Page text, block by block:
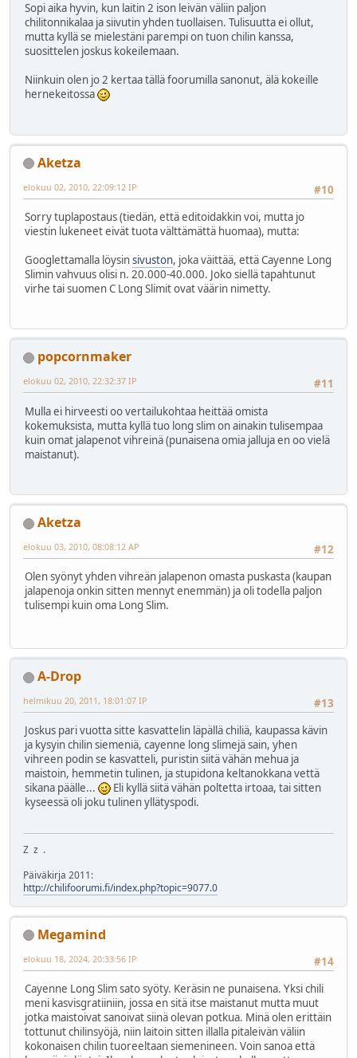
Sopi aika hyvin, kun laitin 2 ison leivän väliin paljon
chilitonnikalaa ja siivutin yhden tuollaisen. Tulisuutta ei ollut,
mutta kyllä se mielestäni parempi on tuon chilin kanssa,
suosittelen joskus kokeilemaan.
Niinkuin olen jo 2 kertaa tällä foorumilla sanonut, älä kokeille
hernekeitossa
Aketza
#10
elokuu 02, 2010, 22:09:12 IP
Sorry tuplapostaus (tiedän, että editoidakkin voi, mutta jo
viestin lukeneet eivät tuota välttämättä huomaa), mutta:
Googlettamalla löysinsivuston, joka väittää, että Cayenne Long
Slimin vahvuus olisi n. 20.000-40.000. Joko siellä tapahtunut
virhe tai suomen C Long Slimit ovat väärin nimetty.
popcornmaker
#11
elokuu 02, 2010, 22:32:37 IP
Mulla ei hirveesti oo vertailukohtaa heittää omista
kokemuksista, mutta kyllä tuo long slim on ainakin tulisempaa
kuin omat jalapenot vihreinä (punaisena omia jalluja en oo vielä
maistanut).
Aketza
#12
elokuu 03, 2010, 08:08:12 AP
Olen syönyt yhden vihreän jalapenon omasta puskasta (kaupan
jalapenoja onkin sitten mennyt enemmän) ja oli todella paljon
tulisempi kuin oma Long Slim.
A-Drop
#13
helmikuu 20, 2011, 18:01:07 IP
Joskus pari vuotta sitte kasvattelin läpällä chiliä, kaupassa kävin
ja kysyin chilin siemeniä, cayenne long slimejä sain, yhen
vihreen podin se kasvatteli, puristin siitä vähän mehua ja
maistoin, hemmetin tulinen, ja stupidona keltanokkana vettä
sikana päälle...
Eli kyllä siitä vähän poltetta irtoaa, tai sitten
kyseessä oli joku tulinen yllätyspodi.
Z z .
Päiväkirja 2011:
http://chilifoorumi.fi/index.php?topic=9077.0
Megamind
#14
elokuu 18, 2024, 20:33:56 IP
Cayenne Long Slim sato syöty. Keräsin ne punaisena. Yksi chili
meni kasvisgratiiniin, jossa en sitä itse maistanut mutta muut
jotka maistoivat sanoivat siinä olevan potkua. Minä olen erittäin
tottunut chilinsyöjä, niin laitoin sitten illalla pitaleivän väliin
kokonaisen chilin tuoreeltaan siemenineen. Voin sanoa että